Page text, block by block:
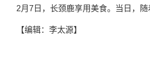
2月7日，长颈鹿享用美食。当日，
【编辑：李太源】